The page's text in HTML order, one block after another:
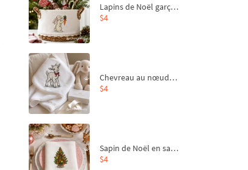
Lapins de Noël garçon et fille - 4 tailles
$4
Chevreau au nœud rouge – broderie machine, 4 tailles
$4
Sapin de Noël en sac aux carottes Motif de broderie à la machine - 4 tailles
$4